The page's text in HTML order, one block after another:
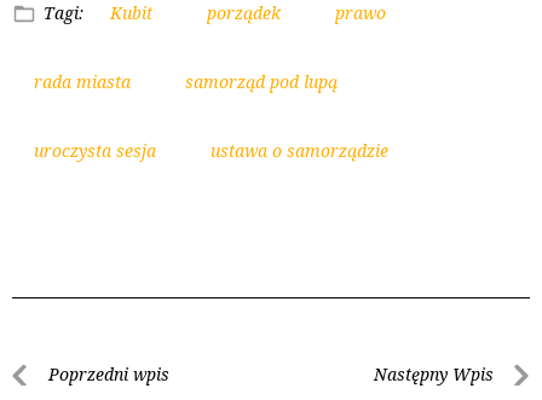
Tagi: Kubit porządek prawo
rada miasta samorząd pod lupą
uroczysta sesja ustawa o samorządzie
Poprzedni wpis Następny Wpis